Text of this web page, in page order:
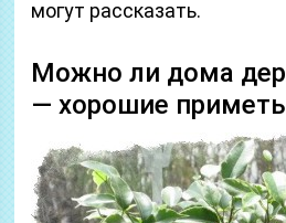
могут рассказать.
Можно ли дома
— хорошие